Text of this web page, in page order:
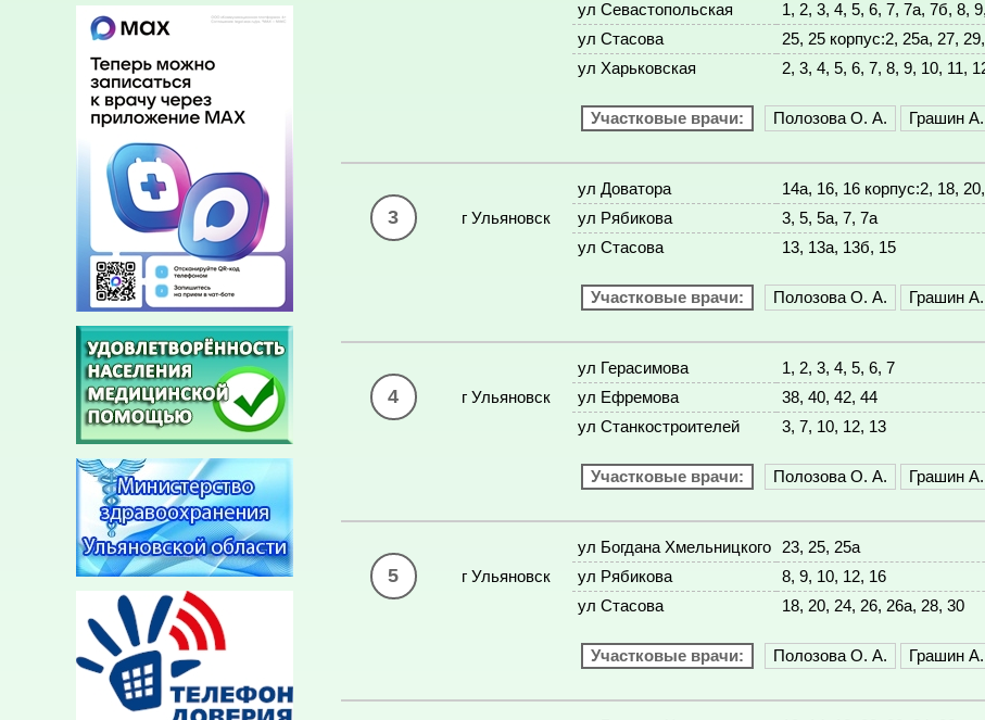
ул Севастопольская
1, 2, 3, 4, 5, 6, 7, 7а, 7б, 8,
ул Стасова
25, 25 корпус:2, 25а, 27,
ул Харьковская
2, 3, 4, 5, 6, 7, 8, 9, 10, 11,
Участковые врачи: Полозова О. А. Грашин
3 г Ульяновск
ул Доватора
14а, 16, 16 корпус:2, 18,
ул Рябикова
3, 5, 5а, 7, 7а
ул Стасова
13, 13а, 13б, 15
Участковые врачи: Полозова О. А. Грашин
4 г Ульяновск
ул Герасимова
1, 2, 3, 4, 5, 6, 7
ул Ефремова
38, 40, 42, 44
ул Станкостроителей
3, 7, 10, 12, 13
Участковые врачи: Полозова О. А. Грашин
5 г Ульяновск
ул Богдана Хмельницкого
23, 25, 25а
ул Рябикова
8, 9, 10, 12, 16
ул Стасова
18, 20, 24, 26, 26а, 28, 30
Участковые врачи: Полозова О. А. Грашин